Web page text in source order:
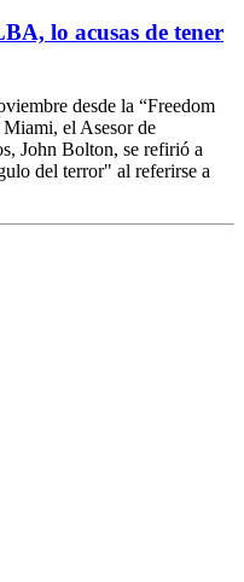
lo acusas de tener
desde la “Freedom
el Asesor de
John Bolton, se refirió a
del terror" al referirse a